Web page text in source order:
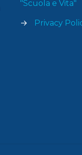
"Scuola e Vita"
→ Privacy